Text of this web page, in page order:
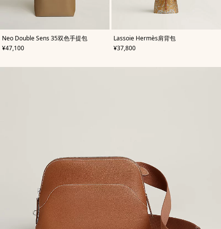
Neo Double Sens 35双色手提包
,颜
色:
米
然
,
价格
¥47,100
Lassoie Hermès肩背包
, 颜
色:
米
然
,
价格
¥37,800